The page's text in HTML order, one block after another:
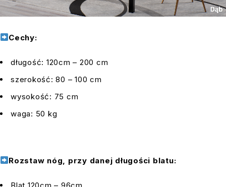
Cechy:
długość: 120cm – 200 cm
szerokość: 80 – 100 cm
wysokość: 75 cm
waga: 50 kg
Rozstaw nóg, przy danej długości blatu: